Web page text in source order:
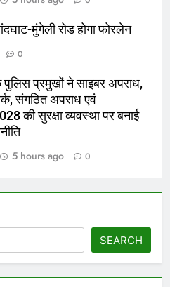
मुंगेली रोड होगा फोरलेन
0
पुलिस प्रमुखों ने साइबर अपराध,
संगठित अपराध एवं
की सुरक्षा व्यवस्था पर बनाई
5 hours ago 0
SEARCH